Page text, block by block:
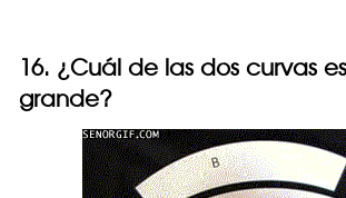
16. ¿Cuál de las dos curvas
grande?